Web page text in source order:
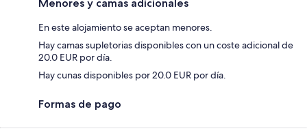
Menores y camas adicionales
En este alojamiento se aceptan menores.
Hay camas supletorias disponibles con un coste adicional de
20.0 EUR por día.
Hay cunas disponibles por 20.0 EUR por día.
Formas de pago